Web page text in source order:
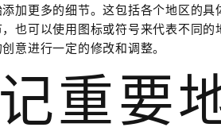
加更多的细节。这包括各个地区的
也可以使用图标或符号来代表不同
意进行一定的修改和调整。
重要